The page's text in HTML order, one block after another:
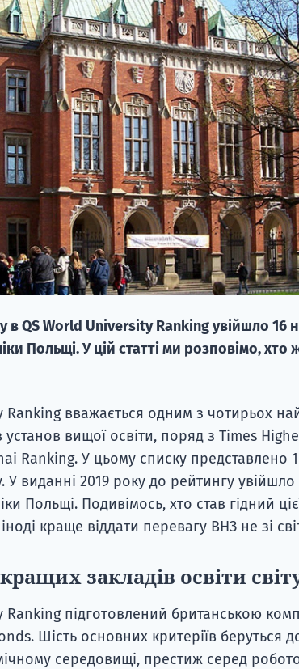
в QS World University Ranking увійшло 16
Польщі. У цій статті ми розповімо, хто
Ranking вважається одним з чотирьох
установ вищої освіти, поряд з Times
Ranking. У цьому списку представлено
У виданні 2019 року до рейтингу
Польщі. Подивімось, хто став гідний
краще віддати перевагу ВНЗ не зі
закладів освіти
Ranking підготовлений британською
Шість основних критеріїв беруться
середовищі, престиж серед